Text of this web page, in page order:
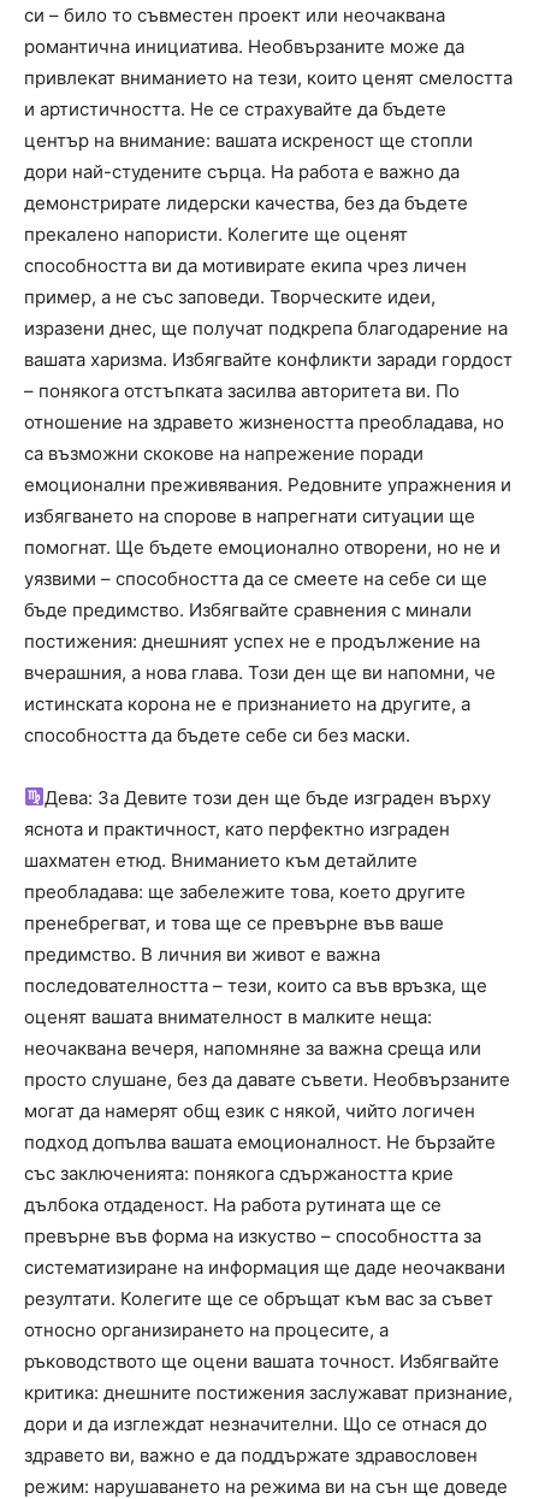
си – било то съвместен проект или неочаквана
романтична инициатива. Необвързаните може да
привлекат вниманието на тези, които ценят смелостта
и артистичността. Не се страхувайте да бъдете
център на внимание: вашата искреност ще стопли
дори най-студените сърца. На работа е важно да
демонстрирате лидерски качества, без да бъдете
прекалено напористи. Колегите ще оценят
способността ви да мотивирате екипа чрез личен
пример, а не със заповеди. Творческите идеи,
изразени днес, ще получат подкрепа благодарение на
вашата харизма. Избягвайте конфликти заради гордост
– понякога отстъпката засилва авторитета ви. По
отношение на здравето жизнеността преобладава, но
са възможни скокове на напрежение поради
емоционални преживявания. Редовните упражнения и
избягването на спорове в напрегнати ситуации ще
помогнат. Ще бъдете емоционално отворени, но не и
уязвими – способността да се смеете на себе си ще
бъде предимство. Избягвайте сравнения с минали
постижения: днешният успех не е продължение на
вчерашния, а нова глава. Този ден ще ви напомни, че
истинската корона не е признанието на другите, а
способността да бъдете себе си без маски.
Дева: За Девите този ден ще бъде изграден върху
яснота и практичност, като перфектно изграден
шахматен етюд. Вниманието към детайлите
преобладава: ще забележите това, което другите
пренебрегват, и това ще се превърне във ваше
предимство. В личния ви живот е важна
последователността – тези, които са във връзка, ще
оценят вашата внимателност в малките неща:
неочаквана вечеря, напомняне за важна среща или
просто слушане, без да давате съвети. Необвързаните
могат да намерят общ език с някой, чийто логичен
подход допълва вашата емоционалност. Не бързайте
със заключенията: понякога сдържаността крие
дълбока отдаденост. На работа рутината ще се
превърне във форма на изкуство – способността за
систематизиране на информация ще даде неочаквани
резултати. Колегите ще се обръщат към вас за съвет
относно организирането на процесите, а
ръководството ще оцени вашата точност. Избягвайте
критика: днешните постижения заслужават признание,
дори и да изглеждат незначителни. Що се отнася до
здравето ви, важно е да поддържате здравословен
режим: нарушаването на режима ви на сън ще доведе